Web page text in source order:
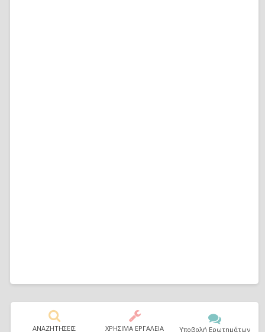
ΑΝΑΖΗΤΗΣΕΙΣ ΧΡΗΣΙΜΑ ΕΡΓΑΛΕΙΑ Υποβολή Ερωτημάτων